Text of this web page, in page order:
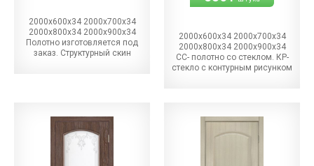
2000х600х34 2000х700х34
2000х800х34 2000х900х34
Полотно изготовляется под
заказ. Структурный скин
2000х600х34 2000х700х34
2000х800х34 2000х900х34
СС- полотно со стеклом. КР-
стекло с контурным рисунком